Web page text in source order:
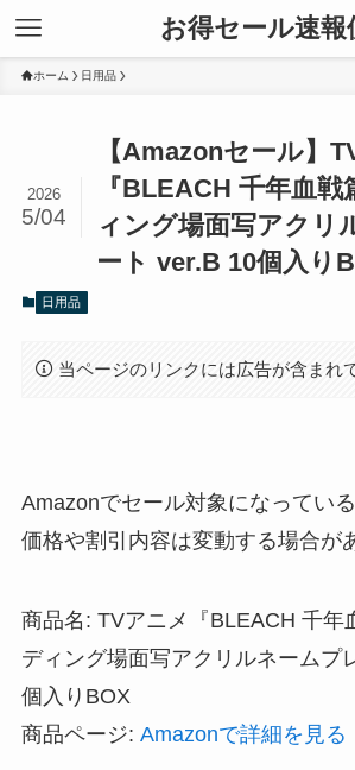
お得セール速報
ホーム 日用品
【Amazonセール】
『BLEACH 千年血
ィング場面写アクリ
ート ver.B 10個入り
2026
5/04
日用品
当ページのリンクには広告が含まれ
Amazonでセール対象になってい
価格や割引内容は変動する場合が
商品名: TVアニメ『BLEACH 千年
ディング場面写アクリルネームプ
個入りBOX
商品ページ: Amazonで詳細を見る